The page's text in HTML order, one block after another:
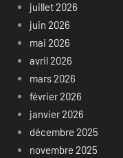
juillet 2026
juin 2026
mai 2026
avril 2026
mars 2026
février 2026
janvier 2026
décembre 2025
novembre 2025